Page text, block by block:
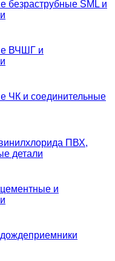
безраструбные SML и
ВЧШГ и
ЧК и соединительные
ПВХ,
детали
и